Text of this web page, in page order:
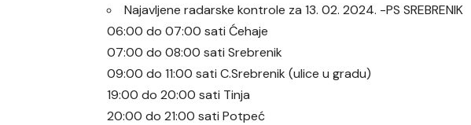
Najavljene radarske kontrole za 13. 02. 2024. -PS SREBRENIK
06:00 do 07:00 sati Ćehaje
07:00 do 08:00 sati Srebrenik
09:00 do 11:00 sati C.Srebrenik (ulice u gradu)
19:00 do 20:00 sati Tinja
20:00 do 21:00 sati Potpeć